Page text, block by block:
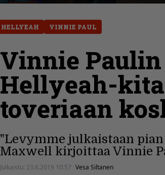
HELLYEAH VINNIE PAUL
Vinnie
Hellyeah-
toveriaan
"Levymme julkaistaan
Maxwell kirjoittaa Vinnie
Julkaistu: 23.6.2019 10:57 Vesa Siltanen